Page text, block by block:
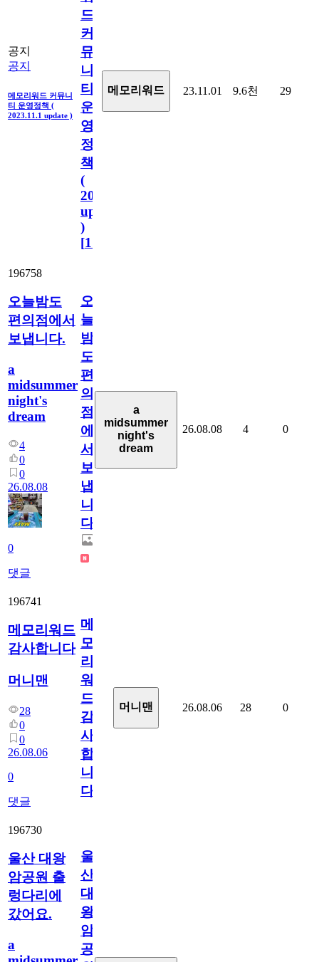
공지
공지
메모리워드 커뮤니
티 운영정책 (
2023.11.1 update )
드
커
뮤
니
티
운
영
정
책
(
2023.11.1
update
)
[110
메모리워드 23.11.01 9.6천 29
196758
오늘밤도
편의점에서
보냅니다.
a
midsummer
night's
dream
4
0
0
26.08.08
0
댓글
오
늘
밤
도
편
의
점
에
서
보
냅
니
다.
a
midsummer
night's
dream
26.08.08 4 0
196741
메모리워드
감사합니다
머니맨
28
0
0
26.08.06
0
댓글
메
모
리
워
드
감
사
합
니
다
머니맨 26.08.06 28 0
196730
울산 대왕
암공원 출
렁다리에
갔어요.
a
울
산
대
왕
암
공